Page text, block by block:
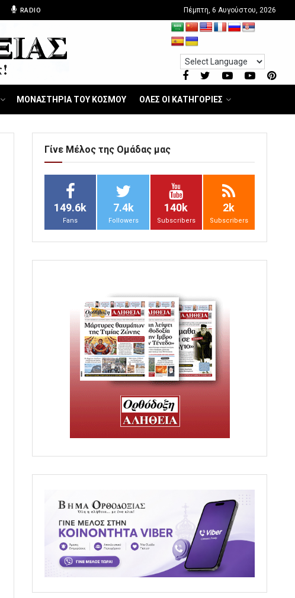
RADIO Πέμπτη, 6 Αυγούστου, 2026
ΜΟΝΑΣΤΗΡΙΑ ΤΟΥ ΚΟΣΜΟΥ ΟΛΕΣ ΟΙ ΚΑΤΗΓΟΡΙΕΣ
Γίνε Μέλος της Ομάδας μας
149.6k
Fans
7.4k
Followers
140k
Subscribers
2k
Subscribers